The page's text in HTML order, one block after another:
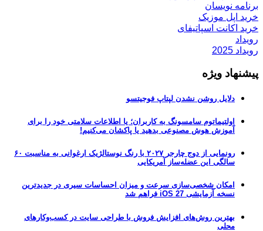
برنامه نویسان
خرید اپل موزیک
خرید اکانت اسپاتیفای
رویداد
رویداد 2025
پیشنهاد ویژه
دلایل روشن نشدن لپتاپ فوجیتسو
اولتیماتوم سامسونگ به کاربران؛ یا اطلاعات سلامتی خود را برای
آموزش هوش مصنوعی بدهید یا پاکشان می‌کنیم!
رونمایی از دوج چارجر ۲۰۲۷ با رنگ نوستالژیک ارغوانی به مناسبت ۶۰
سالگی این عضله‌ساز آمریکایی
امکان شخصی‌سازی سرعت و میزان احساسات سیری در جدیدترین
نسخه آزمایشی iOS 27 فراهم شد
بهترین روش‌های افزایش فروش با طراحی سایت در کسب‌وکارهای
محلی